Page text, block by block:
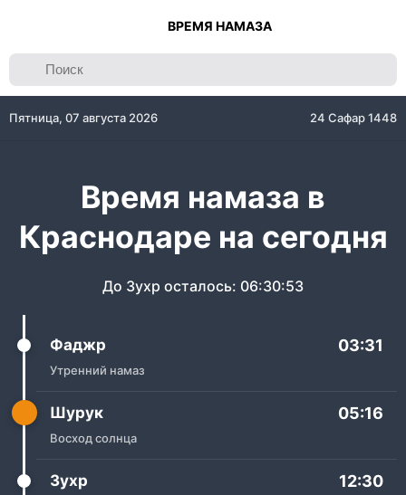
ВРЕМЯ НАМАЗА
Пятница, 07 августа 2026 24 Сафар 1448
Время намаза в
Краснодаре на сегодня
До Зухр осталось: 06:30:53
Фаджр 03:31
Утренний намаз
Шурук 05:16
Восход солнца
Зухр 12:30